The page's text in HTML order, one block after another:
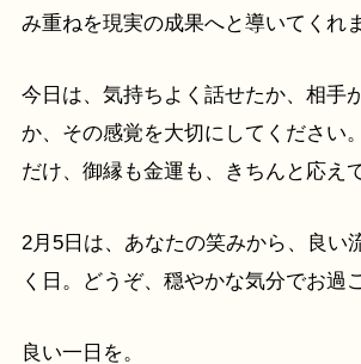
み重ねを現実の成果へと導いてくれ
今日は、気持ちよく話せたか、相手
か、その感覚を大切にしてください
だけ、御縁も金運も、きちんと応え
2月5日は、あなたの笑みから、良い
く日。どうぞ、穏やかな気分でお過
良い一日を。